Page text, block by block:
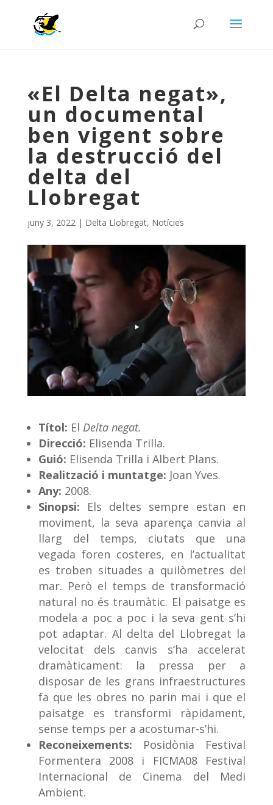
«El Delta negat»,
un documental
ben vigent sobre
la destrucció del
delta del
Llobregat
juny 3, 2022| Delta Llobregat, Notícies
Títol: El Delta negat.
Direcció: Elisenda Trilla.
Guió: Elisenda Trilla i Albert Plans.
Realització i muntatge: Joan Yves.
Any: 2008.
Sinopsi: Els deltes sempre estan en
moviment, la seva aparença canvia al
llarg del temps, ciutats que una
vegada foren costeres, en l’actualitat
es troben situades a quilòmetres del
mar. Però el temps de transformació
natural no és traumàtic. El paisatge es
modela a poc a poc i la seva gent s’hi
pot adaptar. Al delta del Llobregat la
velocitat dels canvis s’ha accelerat
dramàticament: la pressa per a
disposar de les grans infraestructures
fa que les obres no parin mai i que el
paisatge es transformi ràpidament,
sense temps per a acostumar-s’hi.
Reconeixements: Posidònia Festival
Formentera 2008 i FICMA08 Festival
Internacional de Cinema del Medi
Ambient.